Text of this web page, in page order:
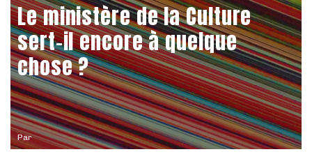
Par
Le ministère de la Culture
sert-il encore à quelque
chose ?